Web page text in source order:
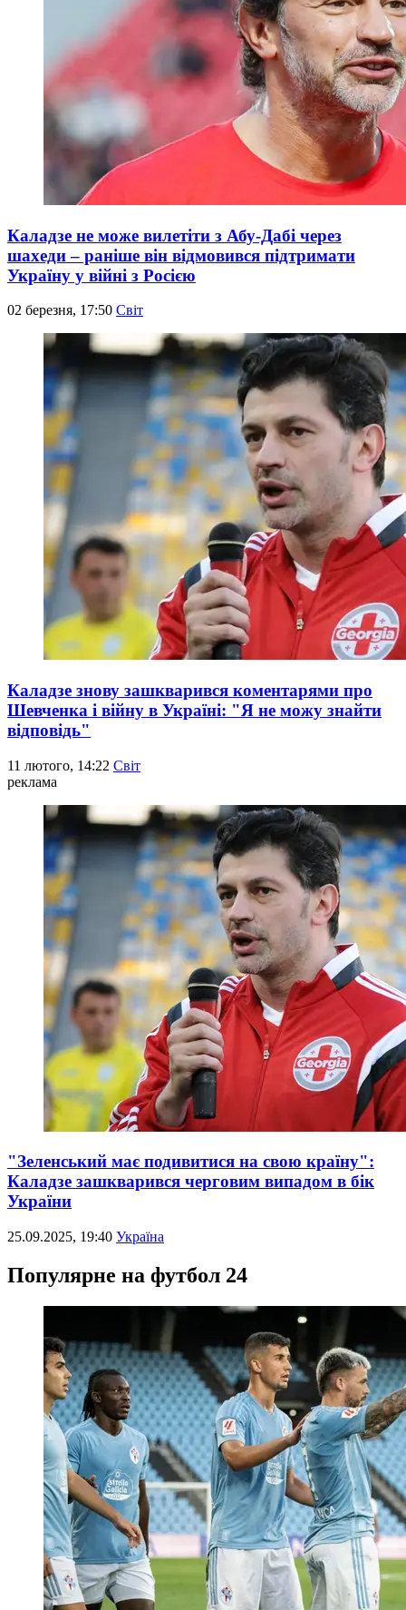
Каладзе не може вилетіти з Абу-Дабі через
шахеди – раніше він відмовився підтримати
Україну у війні з Росією
02 березня, 17:50 Світ
Каладзе знову зашкварився коментарями про
Шевченка і війну в Україні: "Я не можу знайти
відповідь"
11 лютого, 14:22 Світ
реклама
"Зеленський має подивитися на свою країну":
Каладзе зашкварився черговим випадом в бік
України
25.09.2025, 19:40 Україна
Популярне на футбол 24